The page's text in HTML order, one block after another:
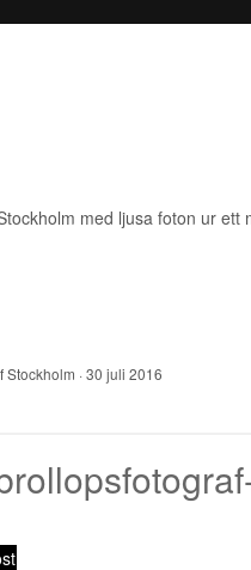
med ljusa foton ur
Stockholm ·30 juli 2016